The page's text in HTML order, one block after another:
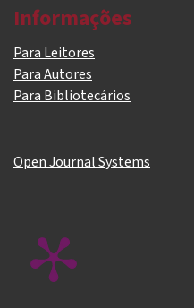
Informações
Para Leitores
Para Autores
Para Bibliotecários
Open Journal Systems